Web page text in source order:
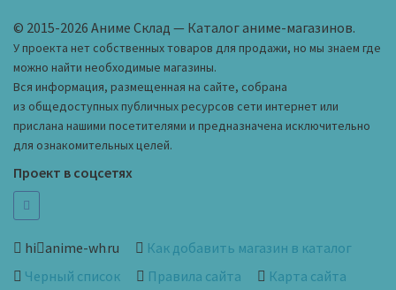
© 2015-2026 Аниме Склад — Каталог аниме-магазинов.
У проекта нет собственных товаров для продажи, но мы знаем где
можно найти необходимые магазины.
Вся информация, размещенная на сайте, собрана
из общедоступных публичных ресурсов сети интернет или
прислана нашими посетителями и предназначена исключительно
для ознакомительных целей.
Проект в соцсетях
hi anime-whru
Как добавить магазин в каталог
Черный список
Правила сайта Карта сайта